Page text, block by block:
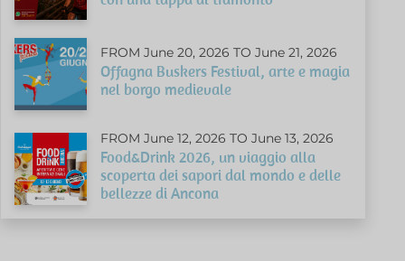
FROM June 20, 2026 TO June 21, 2026
Offagna Buskers Festival, arte e magia
nel borgo medievale
FROM June 12, 2026 TO June 13, 2026
Food&Drink 2026, un viaggio alla
scoperta dei sapori dal mondo e delle
bellezze di Ancona